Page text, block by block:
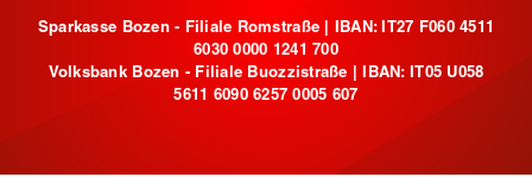
Sparkasse Bozen - Filiale Romstraße | IBAN: IT27 F060 4511
6030 0000 1241 700
Volksbank Bozen - Filiale Buozzistraße | IBAN: IT05 U058
5611 6090 6257 0005 607